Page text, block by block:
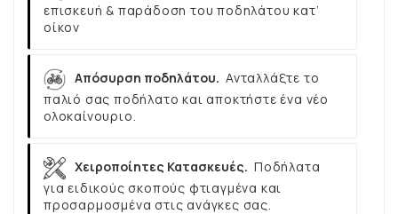
επισκευή & παράδοση του ποδηλάτου κατ’
οίκον
Απόσυρση ποδηλάτου. Ανταλλάξτε το
παλιό σας ποδήλατο και αποκτήστε ένα νέο
ολοκαίνουριο.
Χειροποίητες Κατασκευές. Ποδήλατα
για ειδικούς σκοπούς φτιαγμένα και
προσαρμοσμένα στις ανάγκες σας.